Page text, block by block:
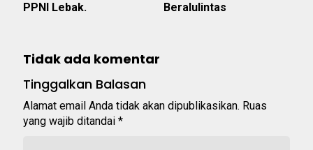
PPNI Lebak.
Beralulintas
Tidak ada komentar
Tinggalkan Balasan
Alamat email Anda tidak akan dipublikasikan. Ruas
yang wajib ditandai *